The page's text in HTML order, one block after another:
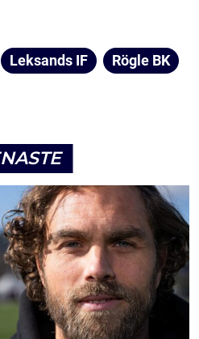
Leksands IF
Rögle BK